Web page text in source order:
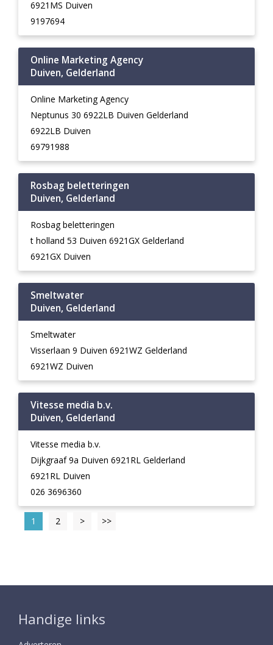
6921MS Duiven
9197694
Online Marketing Agency
Duiven, Gelderland
Online Marketing Agency
Neptunus 30 6922LB Duiven Gelderland
6922LB Duiven
69791988
Rosbag beletteringen
Duiven, Gelderland
Rosbag beletteringen
t holland 53 Duiven 6921GX Gelderland
6921GX Duiven
Smeltwater
Duiven, Gelderland
Smeltwater
Visserlaan 9 Duiven 6921WZ Gelderland
6921WZ Duiven
Vitesse media b.v.
Duiven, Gelderland
Vitesse media b.v.
Dijkgraaf 9a Duiven 6921RL Gelderland
6921RL Duiven
026 3696360
1 2 > >>
Handige links